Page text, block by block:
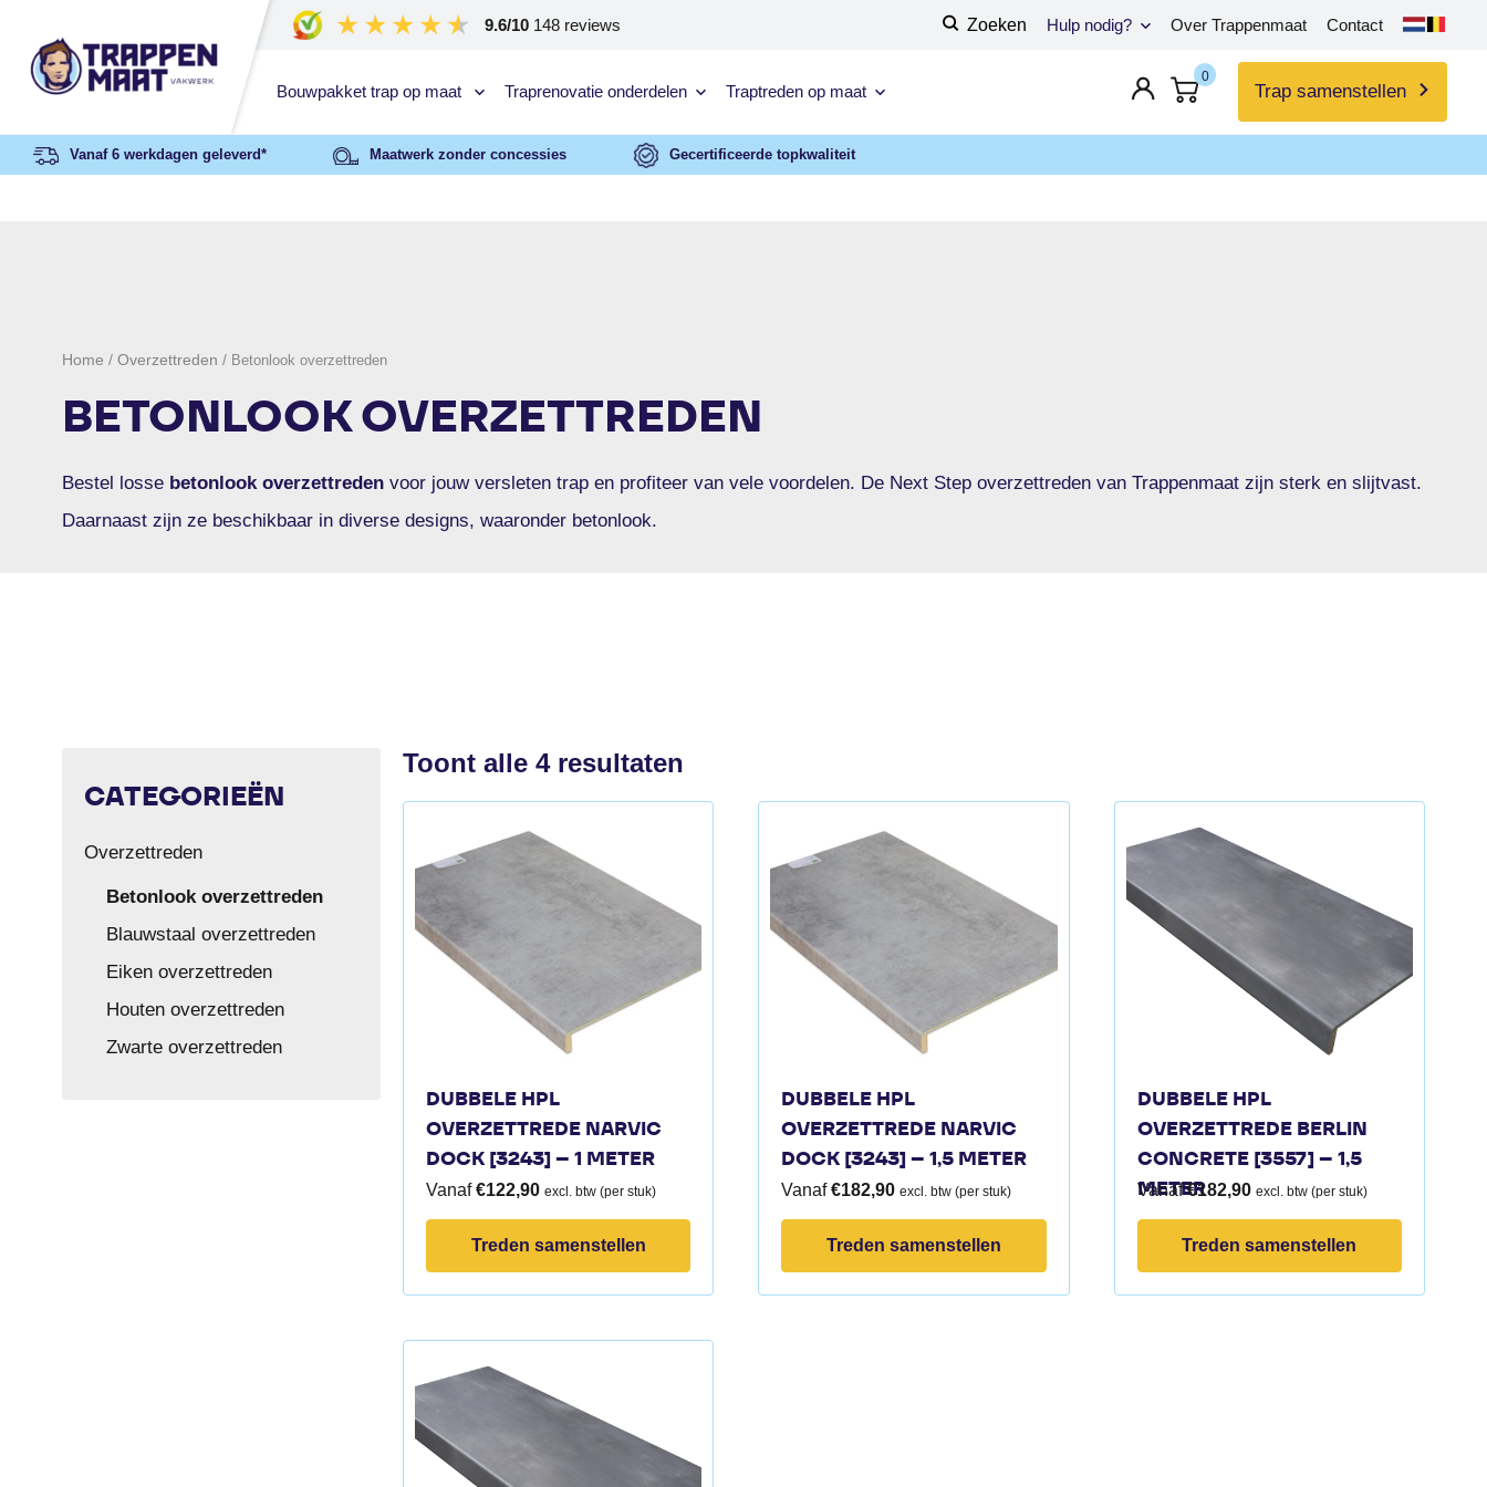
9.6/10 148 reviews Zoeken Hulp nodig? Over Trappenmaat Contact
Bouwpakket trap op maat Traprenovatie onderdelen Traptreden op maat
0
Trap samenstellen
Vanaf 6 werkdagen geleverd* Maatwerk zonder concessies Gecertificeerde topkwaliteit
Home / Overzettreden / Betonlook overzettreden
BETONLOOK OVERZETTREDEN
Bestel losse betonlook overzettreden voor jouw versleten trap en profiteer van vele voordelen. De Next Step overzettreden van Trappenmaat zijn sterk en slijtvast.
Daarnaast zijn ze beschikbaar in diverse designs, waaronder betonlook.
CATEGORIEËN
Overzettreden
Betonlook overzettreden
Blauwstaal overzettreden
Eiken overzettreden
Houten overzettreden
Zwarte overzettreden
Toont alle 4 resultaten
DUBBELE HPL
OVERZETTREDE NARVIC
DOCK [3243] – 1 METER
Vanaf €122,90 excl. btw (per stuk)
Treden samenstellen
DUBBELE HPL
OVERZETTREDE NARVIC
DOCK [3243] – 1,5 METER
Vanaf €182,90 excl. btw (per stuk)
Treden samenstellen
DUBBELE HPL
OVERZETTREDE BERLIN
CONCRETE [3557] – 1,5
METER
Vanaf €182,90 excl. btw (per stuk)
Treden samenstellen